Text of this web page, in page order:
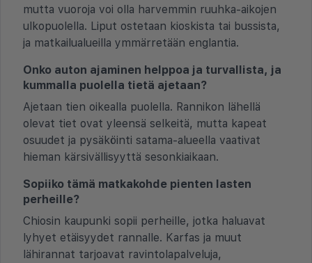
mutta vuoroja voi olla harvemmin ruuhka-aikojen
ulkopuolella. Liput ostetaan kioskista tai bussista,
ja matkailualueilla ymmärretään englantia.
Onko auton ajaminen helppoa ja turvallista, ja
kummalla puolella tietä ajetaan?
Ajetaan tien oikealla puolella. Rannikon lähellä
olevat tiet ovat yleensä selkeitä, mutta kapeat
osuudet ja pysäköinti satama-alueella vaativat
hieman kärsivällisyyttä sesonkiaikaan.
Sopiiko tämä matkakohde pienten lasten
perheille?
Chiosin kaupunki sopii perheille, jotka haluavat
lyhyet etäisyydet rannalle. Karfas ja muut
lähirannat tarjoavat ravintolapalveluja,